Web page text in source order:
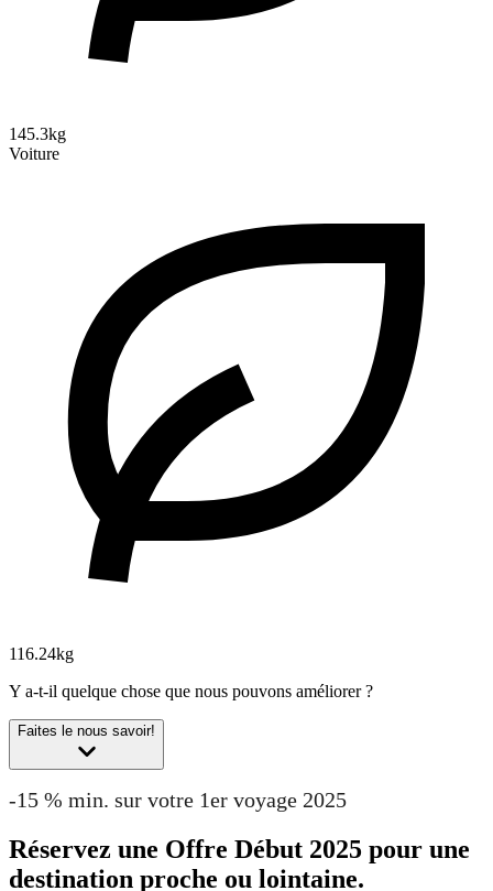
145.3kg
Voiture
116.24kg
Y a-t-il quelque chose que nous pouvons améliorer ?
Faites le nous savoir!
-15 % min. sur votre 1er voyage 2025
Réservez une Offre Début 2025 pour une
destination proche ou lointaine.